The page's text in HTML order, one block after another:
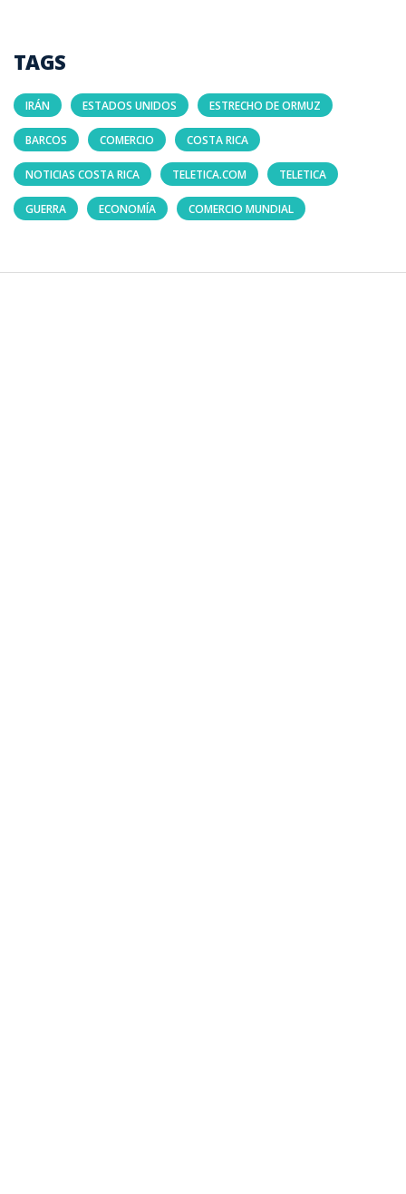
TAGS
IRÁN ESTADOS UNIDOS ESTRECHO DE ORMUZ
BARCOS COMERCIO COSTA RICA
NOTICIAS COSTA RICA TELETICA.COM TELETICA
GUERRA ECONOMÍA COMERCIO MUNDIAL